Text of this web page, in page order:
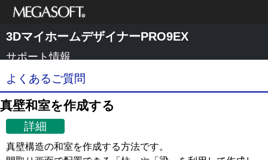
メガソフト株式
会社
3DマイホームデザイナーPRO9EX
サポート情報
よくあるご質問
真壁和室を作成する
詳細
真壁構造の和室を作成する方法です。